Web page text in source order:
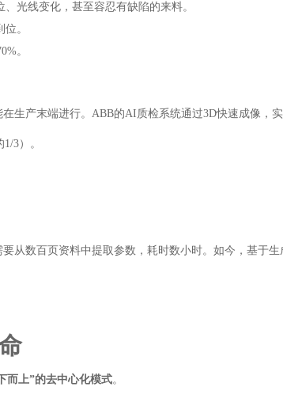
光线变化，甚至容忍有缺陷的来料。
。
。
产末端进行。ABB的AI质检系统通过3D快速成像，实
3）。
数百页资料中提取参数，耗时数小时。如今，基于生
而上”的去中心化模式。